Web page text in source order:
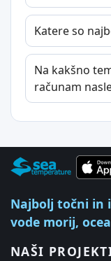
Katere so
Na kakšno
računam
Najbolj točni in
vode morij,
NAŠI